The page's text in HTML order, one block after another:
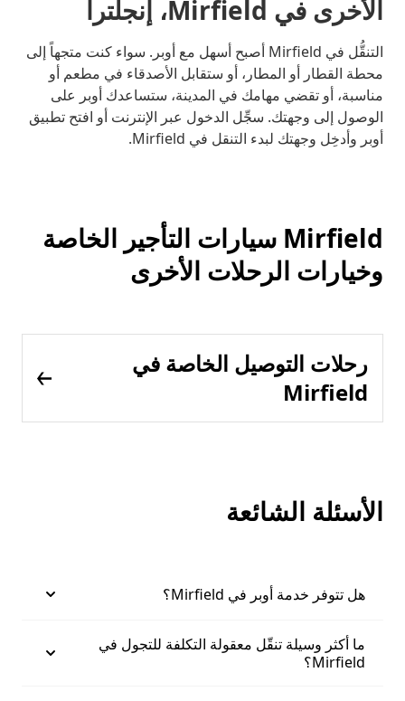
الأخرى في Mirfield، إنجلترا
التنقُّل في Mirfield أصبح أسهل مع أوبر. سواء كنت متجهاً إلى
محطة القطار أو المطار، أو ستقابل الأصدقاء في مطعم أو
مناسبة، أو تقضي مهامك في المدينة، ستساعدك أوبر على
الوصول إلى وجهتك. سجِّل الدخول عبر الإنترنت أو افتح تطبيق
أوبر وأدخِل وجهتك لبدء التنقل في Mirfield.
Mirfield سيارات التأجير الخاصة
وخيارات الرحلات الأخرى
رحلات التوصيل الخاصة في
Mirfield
الأسئلة الشائعة
هل تتوفر خدمة أوبر في Mirfield؟
ما أكثر وسيلة تنقّل معقولة التكلفة للتجول في
Mirfield؟